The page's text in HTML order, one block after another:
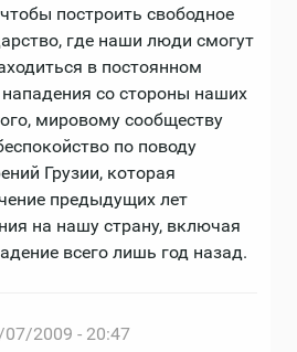
построить свободное
где наши люди смогут
в постоянном
нападения со стороны наших
мировому сообществу
по поводу
Грузии, которая
предыдущих лет
на нашу страну, включая
всего лишь год назад.
07/2009 - 20:47